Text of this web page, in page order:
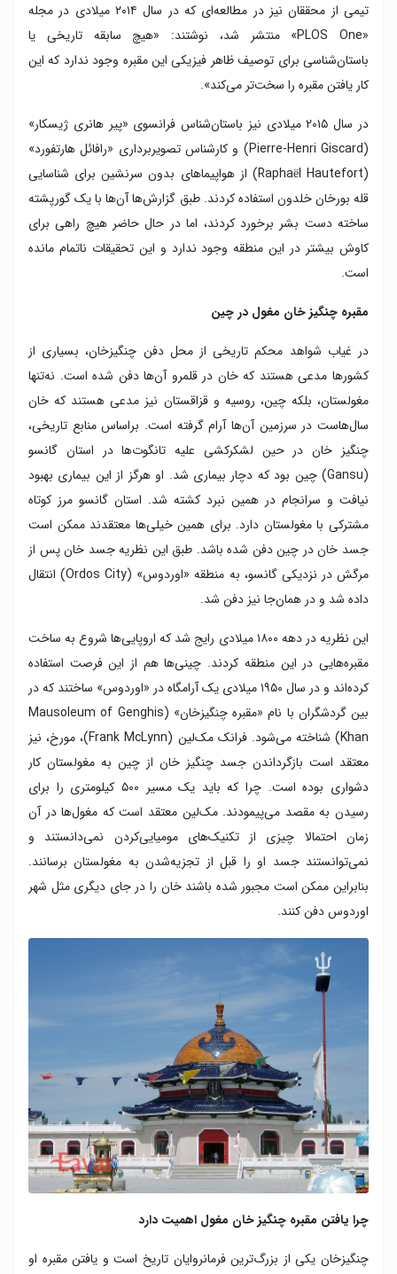
تیمی از محققان نیز در مطالعه‌ای که در سال ۲۰۱۴ میلادی در مجله
«PLOS One» منتشر شد، نوشتند: «هیچ سابقه تاریخی یا
باستان‌شناسی برای توصیف ظاهر فیزیکی این مقبره وجود ندارد که این
کار یافتن مقبره را سخت‌تر می‌کند».
در سال ۲۰۱۵ میلادی نیز باستان‌شناس فرانسوی «پیر هانری ژیسکار»
(Pierre-Henri Giscard) و کارشناس تصویربرداری «رافائل هارتفورد»
(Raphaël Hautefort) از هواپیماهای بدون سرنشین برای شناسایی
قله بورخان خلدون استفاده کردند. طبق گزارش‌ها آن‌ها با یک گورپشته
ساخته دست بشر برخورد کردند، اما در حال حاضر هیچ راهی برای
کاوش بیشتر در این منطقه وجود ندارد و این تحقیقات ناتمام مانده
است.
مقبره چنگیز خان مغول در چین
در غیاب شواهد محکم تاریخی از محل دفن چنگیزخان، بسیاری از
کشورها مدعی هستند که خان در قلمرو آن‌ها دفن شده است. نه‌تنها
مغولستان، بلکه چین، روسیه و قزاقستان نیز مدعی هستند که خان
سال‌هاست در سرزمین آن‌ها آرام گرفته است. براساس منابع تاریخی،
چنگیز خان در حین لشکرکشی علیه تانگوت‌ها در استان گانسو
(Gansu) چین بود که دچار بیماری شد. او هرگز از این بیماری بهبود
نیافت و سرانجام در همین نبرد کشته شد. استان گانسو مرز کوتاه
مشترکی با مغولستان دارد. برای همین خیلی‌ها معتقدند ممکن است
جسد خان در چین دفن شده باشد. طبق این نظریه جسد خان پس از
مرگش در نزدیکی گانسو، به منطقه «اوردوس» (Ordos City) انتقال
داده شد و در همان‌جا نیز دفن شد.
این نظریه در دهه ۱۸۰۰ میلادی رایج شد که اروپایی‌ها شروع به ساخت
مقبره‌هایی در این منطقه کردند. چینی‌ها هم از این فرصت استفاده
کرده‌اند و در سال ۱۹۵۰ میلادی یک آرامگاه در «اوردوس» ساختند که در
بین گردشگران با نام «مقبره چنگیزخان» (Mausoleum of Genghis
Khan) شناخته می‌شود. فرانک مک‌لین (Frank McLynn)، مورخ، نیز
معتقد است بازگرداندن جسد چنگیز خان از چین به مغولستان کار
دشواری بوده است. چرا که باید یک مسیر ۵۰۰ کیلومتری را برای
رسیدن به مقصد می‌پیمودند. مک‌لین معتقد است که مغول‌ها در آن
زمان احتمالا چیزی از تکنیک‌های مومیایی‌کردن نمی‌دانستند و
نمی‌توانستند جسد او را قبل از تجزیه‌شدن به مغولستان برسانند.
بنابراین ممکن است مجبور شده باشند خان را در جای دیگری مثل شهر
اوردوس دفن کنند.
چرا یافتن مقبره چنگیز خان مغول اهمیت دارد
چنگیزخان یکی از بزرگ‌ترین فرمانروایان تاریخ است و یافتن مقبره او